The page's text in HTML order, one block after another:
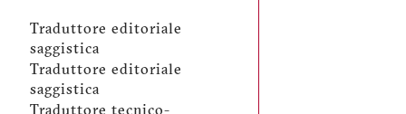
Traduttore editoriale
saggistica
Traduttore editoriale
saggistica